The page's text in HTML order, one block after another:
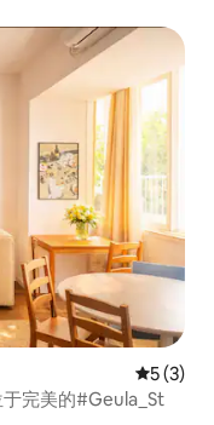
平均评分
5 (3)
完美的#Geula_St